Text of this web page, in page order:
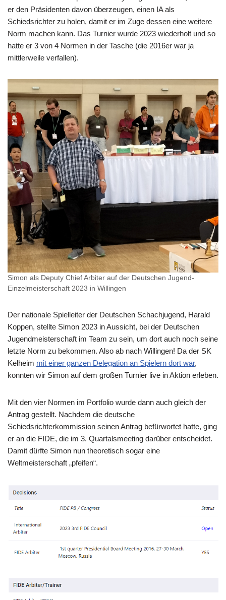
er den Präsidenten davon überzeugen, einen IA als
Schiedsrichter zu holen, damit er im Zuge dessen eine weitere
Norm machen kann. Das Turnier wurde 2023 wiederholt und so
hatte er 3 von 4 Normen in der Tasche (die 2016er war ja
mittlerweile verfallen).
Simon als Deputy Chief Arbiter auf der Deutschen Jugend-
Einzelmeisterschaft 2023 in Willingen
Der nationale Spielleiter der Deutschen Schachjugend, Harald
Koppen, stellte Simon 2023 in Aussicht, bei der Deutschen
Jugendmeisterschaft im Team zu sein, um dort auch noch seine
letzte Norm zu bekommen. Also ab nach Willingen! Da der SK
Kelheim mit einer ganzen Delegation an Spielern dort war,
konnten wir Simon auf dem großen Turnier live in Aktion erleben.
Mit den vier Normen im Portfolio wurde dann auch gleich der
Antrag gestellt. Nachdem die deutsche
Schiedsrichterkommission seinen Antrag befürwortet hatte, ging
er an die FIDE, die im 3. Quartalsmeeting darüber entscheidet.
Damit dürfte Simon nun theoretisch sogar eine
Weltmeisterschaft „pfeifen“.